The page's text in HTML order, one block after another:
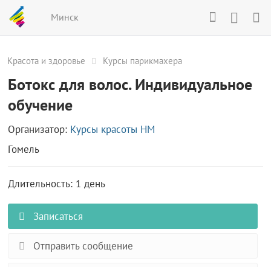
Минск
Красота и здоровье Курсы парикмахера
Ботокс для волос. Индивидуальное
обучение
Организатор: Курсы красоты НМ
Гомель
Длительность: 1 день
Записаться
Отправить сообщение